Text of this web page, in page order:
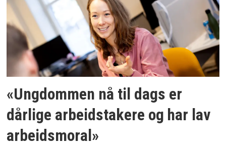
«Ungdommen nå til dags er
dårlige arbeidstakere og har lav
arbeidsmoral»